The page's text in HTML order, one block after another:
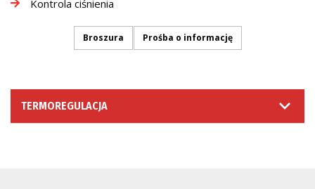
Kontrola ciśnienia
Broszura Prośba o informację
TERMOREGULACJA